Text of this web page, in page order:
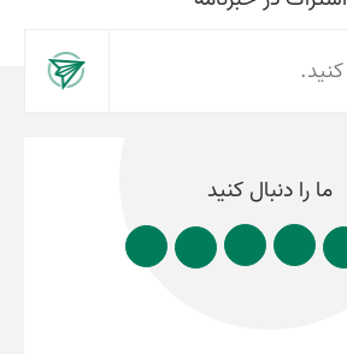
ما را دنبال کنید